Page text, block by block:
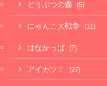
どうぶつの森 (5)
にゃんこ大戦争 (11)
はなかっぱ (7)
アイカツ！ (27)